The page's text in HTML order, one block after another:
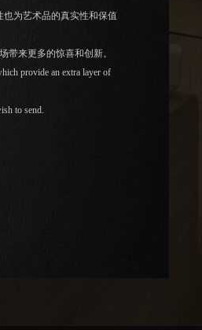
为艺术品的真实性和保值
来更多的惊喜和创新。
provide an extra layer of
to send.